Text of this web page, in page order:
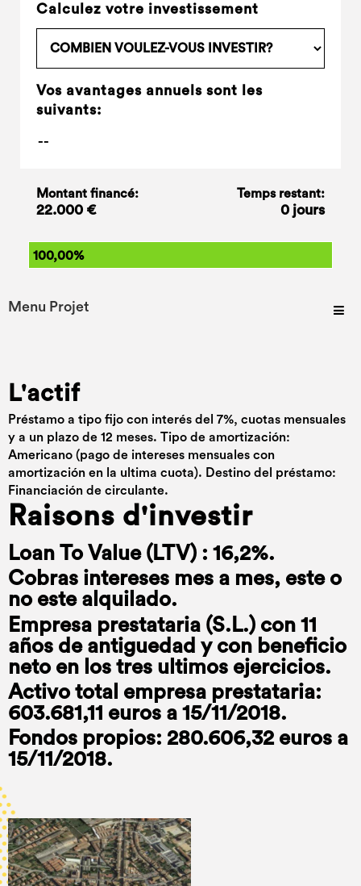
Calculez votre investissement
Vos avantages annuels sont les
suivants:
Montant financé:
22.000 €
Temps restant:
0 jours
100,00%
Menu Projet
L'actif
Préstamo a tipo fijo con interés del 7%, cuotas mensuales
y a un plazo de 12 meses. Tipo de amortización:
Americano (pago de intereses mensuales con
amortización en la ultima cuota). Destino del préstamo:
Financiación de circulante.
Raisons d'investir
Loan To Value (LTV) : 16,2%.
Cobras intereses mes a mes, este o
no este alquilado.
Empresa prestataria (S.L.) con 11
años de antiguedad y con beneficio
neto en los tres ultimos ejercicios.
Activo total empresa prestataria:
603.681,11 euros a 15/11/2018.
Fondos propios: 280.606,32 euros a
15/11/2018.